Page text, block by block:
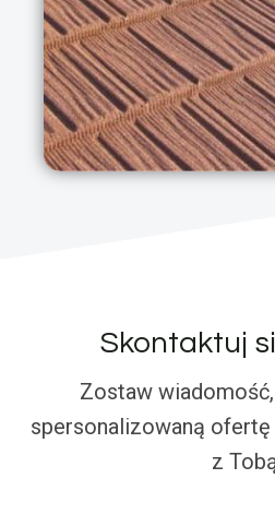
Skontaktuj
Zostaw
spersonalizowaną
z